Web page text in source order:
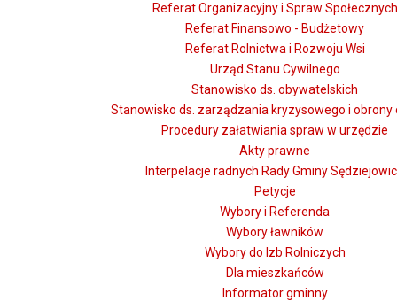
Referat Organizacyjny i Spraw Społecznych
Referat Finansowo - Budżetowy
Referat Rolnictwa i Rozwoju Wsi
Urząd Stanu Cywilnego
Stanowisko ds. obywatelskich
Stanowisko ds. zarządzania kryzysowego i obrony
Procedury załatwiania spraw w urzędzie
Akty prawne
Interpelacje radnych Rady Gminy
Petycje
Wybory i Referenda
Wybory ławników
Wybory do Izb Rolniczych
Dla mieszkańców
Informator gminny